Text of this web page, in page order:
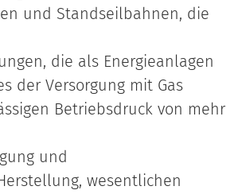
und Standseilbahnen, die
die als Energieanlagen
der Versorgung mit Gas
Betriebsdruck von mehr
und
wesentlichen